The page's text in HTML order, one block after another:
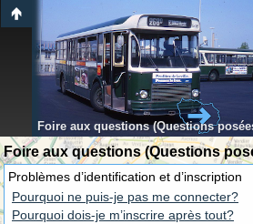
Foire aux questions (Questions
Foire aux questions (Questions
Problèmes d’identification et d’inscription
Pourquoi ne puis-je pas me connecter?
Pourquoi dois-je m’inscrire après tout?